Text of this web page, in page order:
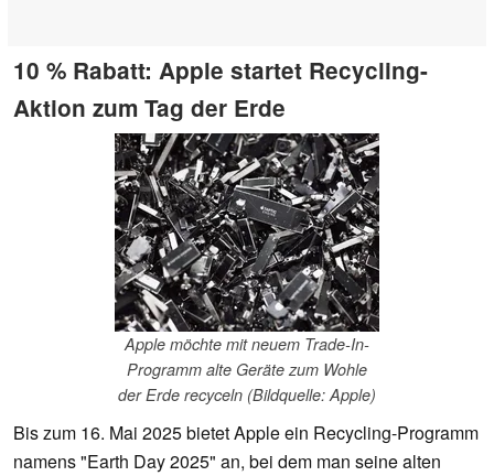
10 % Rabatt: Apple startet Recycling-
Aktion zum Tag der Erde
Apple möchte mit neuem Trade-In-
Programm alte Geräte zum Wohle
der Erde recyceln (Bildquelle: Apple)
Bis zum 16. Mai 2025 bietet Apple ein Recycling-Programm
namens "Earth Day 2025" an, bei dem man seine alten